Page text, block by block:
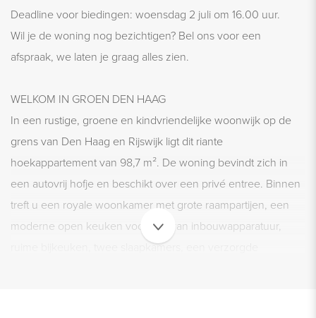
Deadline voor biedingen: woensdag 2 juli om 16.00 uur.
Wil je de woning nog bezichtigen? Bel ons voor een
afspraak, we laten je graag alles zien.
WELKOM IN GROEN DEN HAAG
In een rustige, groene en kindvriendelijke woonwijk op de
grens van Den Haag en Rijswijk ligt dit riante
hoekappartement van 98,7 m². De woning bevindt zich in
een autovrij hofje en beschikt over een privé entree. Binnen
treft u een royale woonkamer met grote raampartijen, een
moderne open keuken voorzien van inbouwapparatuur,
ruime bijkeuken, twee slaapkamers, een verzorgde